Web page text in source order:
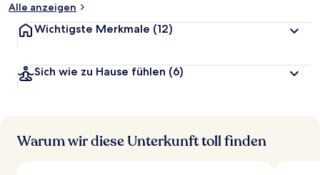
Alle anzeigen
Wichtigste Merkmale (12)
Sich wie zu Hause fühlen (6)
Warum wir diese Unterkunft toll finden